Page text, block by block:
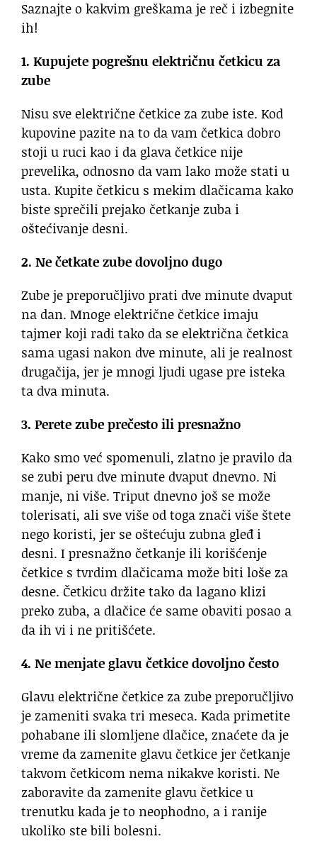
Saznajte o kakvim greškama je reč i izbegnite
ih!
1. Kupujete pogrešnu električnu četkicu za
zube
Nisu sve električne četkice za zube iste. Kod
kupovine pazite na to da vam četkica dobro
stoji u ruci kao i da glava četkice nije
prevelika, odnosno da vam lako može stati u
usta. Kupite četkicu s mekim dlačicama kako
biste sprečili prejako četkanje zuba i
oštećivanje desni.
2. Ne četkate zube dovoljno dugo
Zube je preporučljivo prati dve minute dvaput
na dan. Mnoge električne četkice imaju
tajmer koji radi tako da se električna četkica
sama ugasi nakon dve minute, ali je realnost
drugačija, jer je mnogi ljudi ugase pre isteka
ta dva minuta.
3. Perete zube prečesto ili presnažno
Kako smo već spomenuli, zlatno je pravilo da
se zubi peru dve minute dvaput dnevno. Ni
manje, ni više. Triput dnevno još se može
tolerisati, ali sve više od toga znači više štete
nego koristi, jer se oštećuju zubna gleđ i
desni. I presnažno četkanje ili korišćenje
četkice s tvrdim dlačicama može biti loše za
desne. Četkicu držite tako da lagano klizi
preko zuba, a dlačice će same obaviti posao a
da ih vi i ne pritišćete.
4. Ne menjate glavu četkice dovoljno često
Glavu električne četkice za zube preporučljivo
je zameniti svaka tri meseca. Kada primetite
pohabane ili slomljene dlačice, znaćete da je
vreme da zamenite glavu četkice jer četkanje
takvom četkicom nema nikakve koristi. Ne
zaboravite da zamenite glavu četkice u
trenutku kada je to neophodno, a i ranije
ukoliko ste bili bolesni.